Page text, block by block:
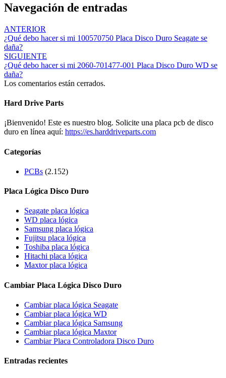
Navegación de entradas
ANTERIOR
¿Qué debo hacer si mi 100570750 Placa Disco Duro Seagate se
daña?
SIGUIENTE
¿Qué debo hacer si mi 2060-701477-001 Placa Disco Duro WD se
daña?
Los comentarios están cerrados.
Hard Drive Parts
¡Bienvenido! Este es nuestro blog. Solicite una placa pcb de disco
duro en línea aquí: https://es.harddriveparts.com
Categorías
PCBs (2.152)
Placa Lógica Disco Duro
Seagate placa lógica
WD placa lógica
Samsung placa lógica
Fujitsu placa lógica
Toshiba placa lógica
Hitachi placa lógica
Maxtor placa lógica
Cambiar Placa Lógica Disco Duro
Cambiar placa lógica Seagate
Cambiar placa lógica WD
Cambiar placa lógica Samsung
Cambiar placa lógica Maxtor
Cambiar Placa Controladora Disco Duro
Entradas recientes